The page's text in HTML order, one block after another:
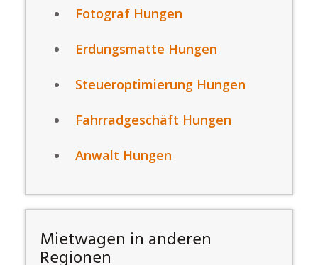
Fotograf Hungen
Erdungsmatte Hungen
Steueroptimierung Hungen
Fahrradgeschäft Hungen
Anwalt Hungen
Mietwagen in anderen
Regionen